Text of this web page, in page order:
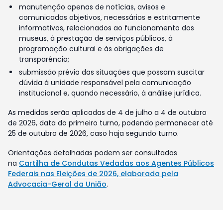
manutenção apenas de notícias, avisos e
comunicados objetivos, necessários e estritamente
informativos, relacionados ao funcionamento dos
museus, à prestação de serviços públicos, à
programação cultural e às obrigações de
transparência;
submissão prévia das situações que possam suscitar
dúvida à unidade responsável pela comunicação
institucional e, quando necessário, à análise jurídica.
As medidas serão aplicadas de 4 de julho a 4 de outubro
de 2026, data do primeiro turno, podendo permanecer até
25 de outubro de 2026, caso haja segundo turno.
Orientações detalhadas podem ser consultadas
na Cartilha de Condutas Vedadas aos Agentes Públicos
Federais nas Eleições de 2026, elaborada pela
Advocacia-Geral da União.